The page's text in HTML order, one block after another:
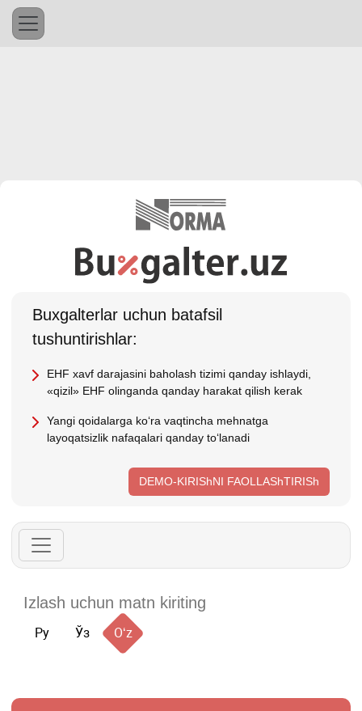
Buхgalterlar uchun batafsil
tushuntirishlar:
EHF хavf darajasini baholash tizimi qanday ishlaydi,
«qizil» EHF olinganda qanday harakat qilish kerak
Yangi qoidalarga koʻra vaqtincha mehnatga
layoqatsizlik nafaqalari qanday toʻlanadi
DEMO-KIRIShNI FAOLLAShTIRISh
Ру Ўз Oʻz